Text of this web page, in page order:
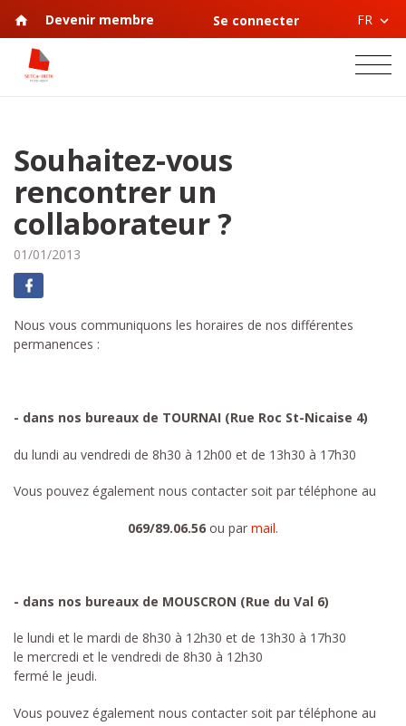
Devenir membre Se connecter FR
Souhaitez-vous
rencontrer un
collaborateur ?
01/01/2013
Nous vous communiquons les horaires de nos différentes
permanences :
- dans nos bureaux de TOURNAI (Rue Roc St-Nicaise 4)
du lundi au vendredi de 8h30 à 12h00 et de 13h30 à 17h30
Vous pouvez également nous contacter soit par téléphone au
069/89.06.56 ou par mail.
- dans nos bureaux de MOUSCRON (Rue du Val 6)
le lundi et le mardi de 8h30 à 12h30 et de 13h30 à 17h30
le mercredi et le vendredi de 8h30 à 12h30
fermé le jeudi.
Vous pouvez également nous contacter soit par téléphone au